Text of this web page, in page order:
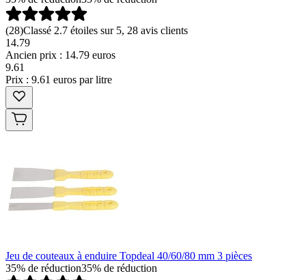
(28)Classé 2.7 étoiles sur 5, 28 avis clients
14.79
Ancien prix : 14.79 euros
9.61
Prix : 9.61 euros par litre
Jeu de couteaux à enduire Topdeal 40/60/80 mm 3 pièces
35% de réduction35% de réduction